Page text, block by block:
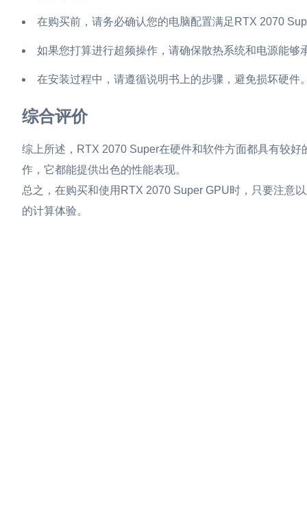
在购买前，请务必确认您的电脑配置满足RTX 2070
如果您打算进行超频操作，请确保散热系统和电源能够
在安装过程中，请遵循说明书上的步骤，避免损坏硬件
综合评价
综上所述，RTX 2070 Super在硬件和软件方面都具有较
作，它都能提供出色的性能表现。
总之，在购买和使用RTX 2070 Super GPU时，只要注意
的计算体验。